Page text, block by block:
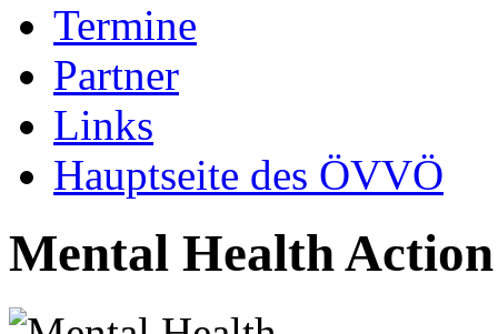
Termine
Partner
Links
Hauptseite des ÖVVÖ
Mental Health